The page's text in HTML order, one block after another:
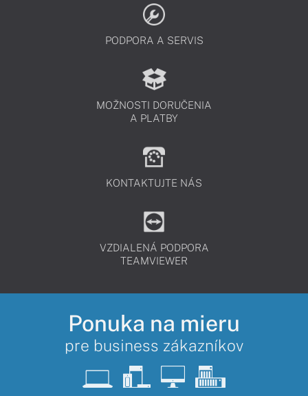
PODPORA A SERVIS
MOŽNOSTI DORUČENIA
A PLATBY
KONTAKTUJTE NÁS
VZDIALENÁ PODPORA
TEAMVIEWER
Ponuka na mieru
pre business zákazníkov